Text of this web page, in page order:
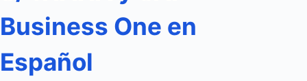
Business One en
Español